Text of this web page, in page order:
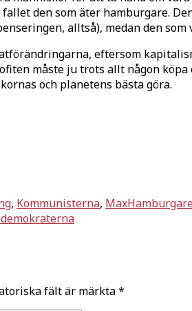
den som äter hamburgare.
alltså), medan den
eftersom
måste ju trots allt någon
och planetens bästa göra.
, Kommunisterna,
fält är märkta*